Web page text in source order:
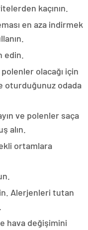
kaçının.
en aza indirmek
edin.
olacağı için
oturduğunuz odada
ve polenler saça
alın.
ortamlara
Alerjenleri tutan
hava değişimini